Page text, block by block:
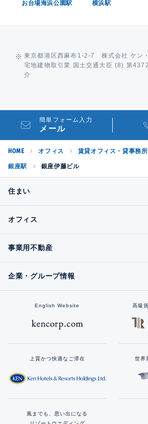
お台場海浜公園駅 横浜駅
東京都港区西麻布1-2-7 株式会社 ケン
宅地建物取引業 国土交通大臣 (8) 第
介
簡単フォーム入力
メール
HOME オフィス 賃貸オフィス・貸事務所
銀座駅 銀座伊藤ビル
住まい
オフィス
事業用不動産
企業・グループ情報
English Website 高級
上質かつ快適なご滞在 世界
風までも、思い出になる